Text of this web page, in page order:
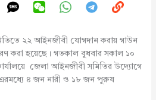
২২ আইনজীবী যোগদান করায় গাউন
করা হয়েছে। গতকাল বুধবার সকাল ১০
জেলা আইনজীবী সমিতির উদ্যোগে
৪ জন নারী ও ১৮ জন পুরুষ